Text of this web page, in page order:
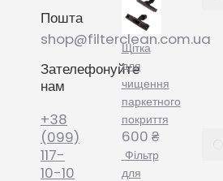
Пошта
shop@filterclean.com.ua
Зателефонуйте
нам
+38
(099)
117-
10-10
Щітка
для
чищення
паркетного
покриття
600 ₴
Фільтр
для